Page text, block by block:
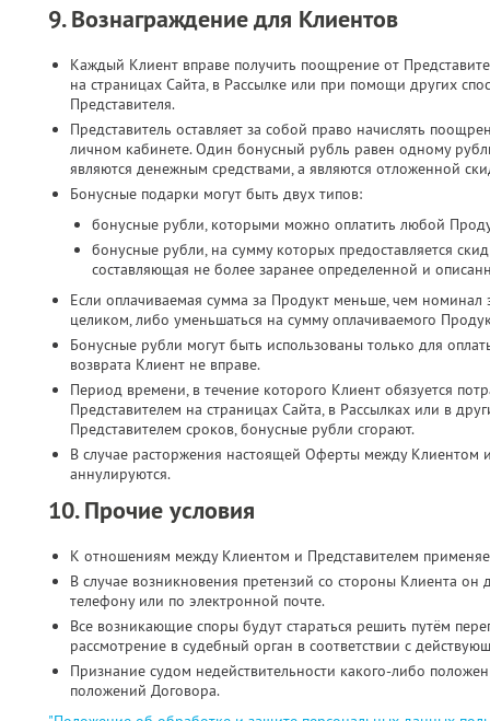
9. Вознаграждение для Клиентов
Каждый Клиент вправе получить поощрение от
на страницах Сайта, в Рассылке или при помощи других
Представителя.
Представитель оставляет за собой право начислять
личном кабинете. Один бонусный рубль равен одному
являются денежным средствами, а являются отложенной
Бонусные подарки могут быть двух типов:
бонусные рубли, которыми можно оплатить любой
бонусные рубли, на сумму которых предоставляется
составляющая не более заранее определенной и
Если оплачиваемая сумма за Продукт меньше, чем
целиком, либо уменьшаться на сумму оплачиваемого
Бонусные рубли могут быть использованы только для
возврата Клиент не вправе.
Период времени, в течение которого Клиент обязуется
Представителем на страницах Сайта, в Рассылках или в
Представителем сроков, бонусные рубли сгорают.
В случае расторжения настоящей Оферты между Клиентом
аннулируются.
10. Прочие условия
К отношениям между Клиентом и Представителем
В случае возникновения претензий со стороны Клиента
телефону или по электронной почте.
Все возникающие споры будут стараться решить путём
рассмотрение в судебный орган в соответствии с
Признание судом недействительности какого-либо
положений Договора.